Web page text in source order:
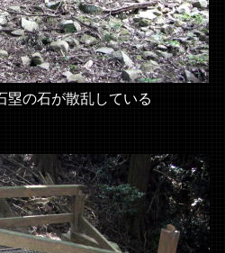
塁の石が散乱している